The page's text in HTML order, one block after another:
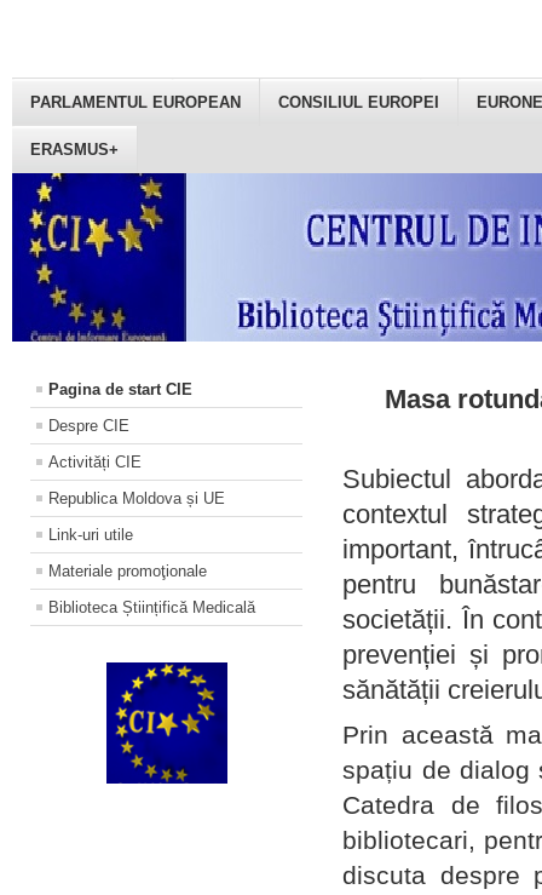
PARLAMENTUL EUROPEAN CONSILIUL EUROPEI
ERASMUS+
Pagina de start CIE
Despre CIE
Activități CIE
Republica Moldova și UE
Link-uri utile
Materiale promoţionale
Biblioteca Științifică Medicală
Masa
Subiectul
contextul
important,
pentru
societății. În
prevenției și
sănătății
Prin această
spațiu de dialog
Catedra de
bibliotecari,
discuta despre